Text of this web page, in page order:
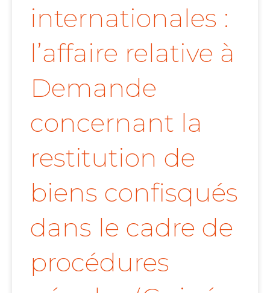
internationales :
l’affaire relative à
Demande
concernant la
restitution de
biens confisqués
dans le cadre de
procédures